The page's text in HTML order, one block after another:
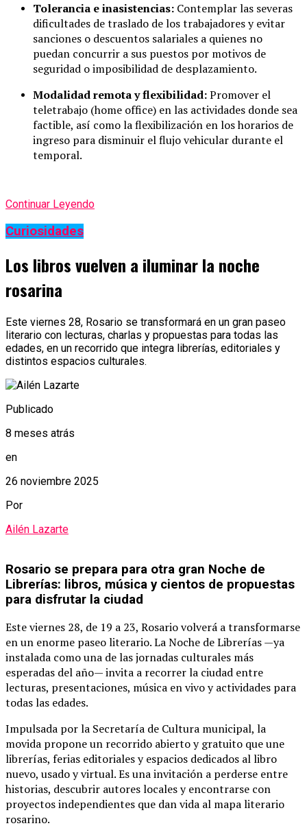
Tolerancia e inasistencias: Contemplar las severas
dificultades de traslado de los trabajadores y evitar
sanciones o descuentos salariales a quienes no
puedan concurrir a sus puestos por motivos de
seguridad o imposibilidad de desplazamiento.
Modalidad remota y flexibilidad:Promover el
teletrabajo (home office) en las actividades donde sea
factible, así como la flexibilización en los horarios de
ingreso para disminuir el flujo vehicular durante el
temporal.
Continuar Leyendo
Curiosidades
Los libros vuelven a iluminar la noche
rosarina
Este viernes 28, Rosario se transformará en un gran paseo
literario con lecturas, charlas y propuestas para todas las
edades, en un recorrido que integra librerías, editoriales y
distintos espacios culturales.
Publicado
8 meses atrás
en
26 noviembre 2025
Por
Ailén Lazarte
Rosario se prepara para otra gran Noche de
Librerías: libros, música y cientos de propuestas
para disfrutar la ciudad
Este viernes 28, de 19 a 23, Rosario volverá a transformarse
en un enorme paseo literario. La Noche de Librerías —ya
instalada como una de las jornadas culturales más
esperadas del año— invita a recorrer la ciudad entre
lecturas, presentaciones, música en vivo y actividades para
todas las edades.
Impulsada por la Secretaría de Cultura municipal, la
movida propone un recorrido abierto y gratuito que une
librerías, ferias editoriales y espacios dedicados al libro
nuevo, usado y virtual. Es una invitación a perderse entre
historias, descubrir autores locales y encontrarse con
proyectos independientes que dan vida al mapa literario
rosarino.